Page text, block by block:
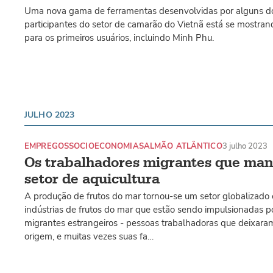
Uma nova gama de ferramentas desenvolvidas por alguns
participantes do setor de camarão do Vietnã está se
para os primeiros usuários, incluindo Minh Phu.
JULHO 2023
Os trabalhadores migrantes que
setor de aquicultura
EMPREGOSSOCIOECONOMIASALMÃO ATLÂNTICO3 julho 2023
A produção de frutos do mar tornou-se um setor globalizado
indústrias de frutos do mar que estão sendo impulsionadas
migrantes estrangeiros - pessoas trabalhadoras que
origem, e muitas vezes suas fa…